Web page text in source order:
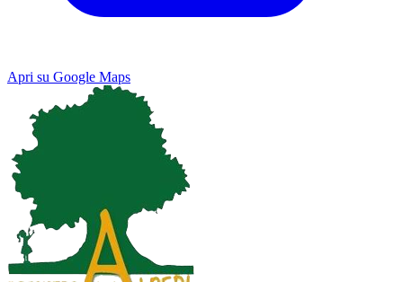
Apri su Google Maps
Map Satellite
Keyboard shortcuts